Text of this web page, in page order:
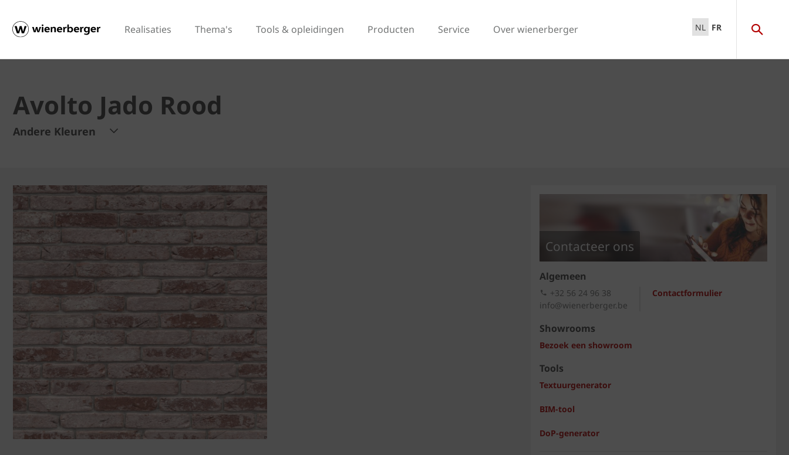
Realisaties Thema's Tools & opleidingen Producten Service Over wienerberger NL FR
Avolto Jado Rood
Andere Kleuren
Contacteer ons
Algemeen
Contactformulier
+32 56 24 96 38
info@wienerberger.be
Showrooms
Bezoek een showroom
Tools
Textuurgenerator
BIM-tool
DoP-generator